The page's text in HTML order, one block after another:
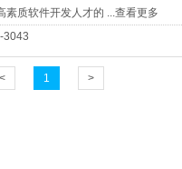
素质软件开发人才的 ...查看更多
3043
< 1 >